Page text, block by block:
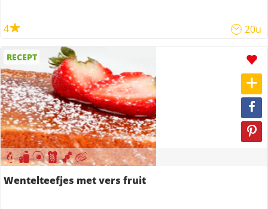
4 20u
RECEPT
Wentelteefjes met vers fruit